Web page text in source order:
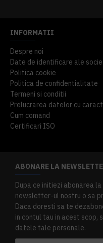
INFORMATII
Despre noi
Date de identificare ale
Politica cookie
Politica de confidentialitate
Termeni si conditii
Prelucrarea datelor cu
Cum comand
Certificari ISO
ABONARE LA
Dupa ce initiezi abonarea
newsletter-ul nostru o sa
Daca doresti sa te
in contul tau in acest scop,
datele tale personale.